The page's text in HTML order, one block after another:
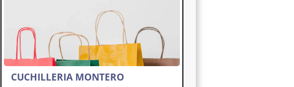
CUCHILLERIA MONTERO